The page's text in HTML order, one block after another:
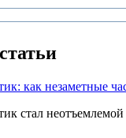
как незаметные
стал